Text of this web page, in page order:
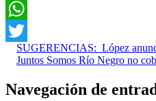
Facebook
WhatsApp
Twitter
SUGERENCIAS: López
Juntos Somos Río Negro no
Navegación de